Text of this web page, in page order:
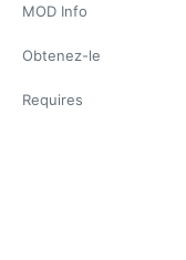
MOD Info
Obtenez-le
Requires